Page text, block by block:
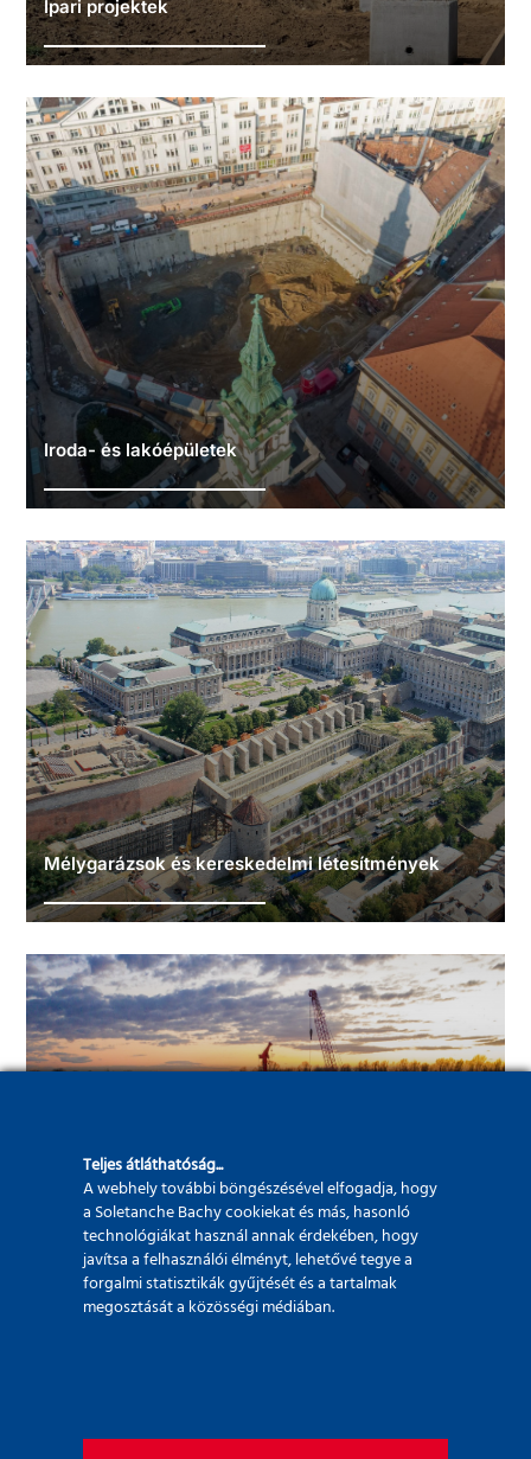
Ipari projektek
Iroda- és lakóépületek
Mélygarázsok és kereskedelmi létesítmények
Hidak
Teljes átláthatóság...
A webhely további böngészésével elfogadja, hogy
a Soletanche Bachy cookiekat és más, hasonló
technológiákat használ annak érdekében, hogy
javítsa a felhasználói élményt, lehetővé tegye a
forgalmi statisztikák gyűjtését és a tartalmak
megosztását a közösségi médiában.